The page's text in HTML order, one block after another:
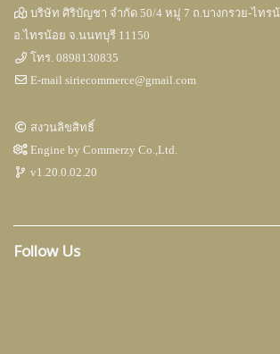
บริษัท ศิริบัญชา จำกัด 50/4 หมู่ 7 ถ.บางกรวย-ไทร
อ.ไทรน้อย จ.นนทบุรี 11150
โทร.0898130835
E-mailsiriecommerce@gmail.com
สงวนลิขสิทธิ์
Engine byCommerzy Co.,Ltd.
v1.20.0.02.20
Follow Us